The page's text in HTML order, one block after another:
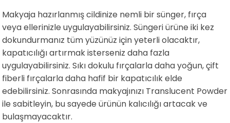
Makyaja hazırlanmış cildinize nemli bir sünger, fırça
veya ellerinizle uygulayabilirsiniz. Süngeri ürüne iki kez
dokundurmanız tüm yüzünüz için yeterli olacaktır,
kapatıcılığı artırmak isterseniz daha fazla
uygulayabilirsiniz. Sıkı dokulu fırçalarla daha yoğun, çift
fiberli fırçalarla daha hafif bir kapatıcılık elde
edebilirsiniz. Sonrasında makyajınızı Translucent Powder
ile sabitleyin, bu sayede ürünün kalıcılığı artacak ve
bulaşmayacaktır.